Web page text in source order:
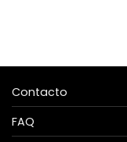
Contacto
FAQ